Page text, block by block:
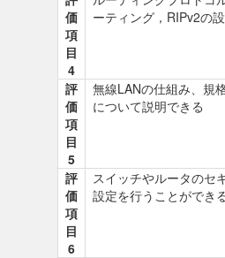
価
項
目
4
ーティング，RIPv2の
評
価
項
目
5
無線LANの仕組み、規
について説明できる
評
価
項
目
6
スイッチやルータのセ
設定を行うことができ